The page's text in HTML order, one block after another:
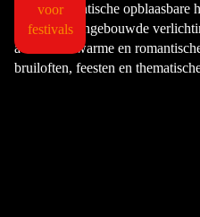
met dit gigantische opblaasbare
Dankzij de ingebouwde
avond een warme en
bruiloften, feesten en